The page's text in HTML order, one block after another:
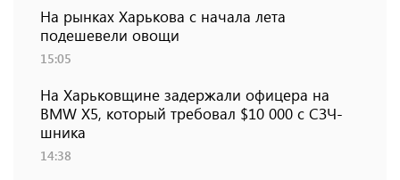
На рынках Харькова с начала лета
подешевели овощи
15:05
На Харьковщине задержали офицера на
BMW Х5, который требовал $10 000 с СЗЧ-
шника
14:38